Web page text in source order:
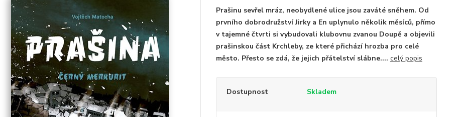
Prašinu sevřel mráz, neobydlené ulice jsou zaváté sněhem. Od
prvního dobrodružství Jirky a En uplynulo několik měsíců, přímo
v tajemné čtvrti si vybudovali klubovnu zvanou Doupě a objevili
prašinskou část Krchleby, ze které přichází hrozba pro celé
město. Přesto se zdá, že jejich přátelství slábne.... celý popis
Dostupnost Skladem